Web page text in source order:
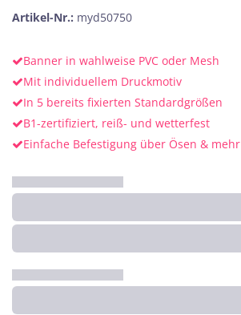
Artikel-Nr.: myd50750
Banner in wahlweise PVC oder Mesh
Mit individuellem Druckmotiv
In 5 bereits fixierten Standardgrößen
B1-zertifiziert, reiß- und wetterfest
Einfache Befestigung über Ösen & mehr